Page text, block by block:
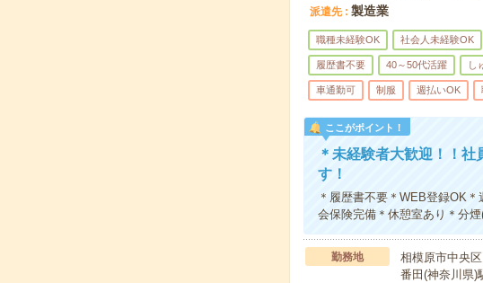
派遣先 製造業
職種未経験OK 社会人未経験OK
履歴書不要 40～50代活躍 し
車通勤可 制服 週払いOK
ここがポイント！
＊未経験者大歓迎！！
す！
＊履歴書不要＊WEB登録OK
会保険完備＊休憩室あり＊分
勤務地
相模原市中央区
番田(神奈川県)